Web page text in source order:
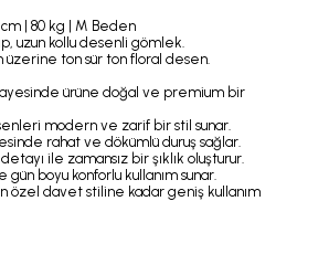
cm | 80 kg | M Beden
uzun kollu desenli gömlek.
ton sür ton floral desen.
ürüne doğal ve premium bir
modern ve zarif bir stil sunar.
rahat ve dökümlü duruş sağlar.
ile zamansız bir şıklık oluşturur.
gün boyu konforlu kullanım sunar.
özel davet stiline kadar geniş kullanım